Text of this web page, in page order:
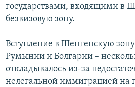
государствами, входящими в
безвизовую зону.
Вступление в Шенгенскую
Румынии и Болгарии –
откладывалось из-за
нелегальной иммиграцией на